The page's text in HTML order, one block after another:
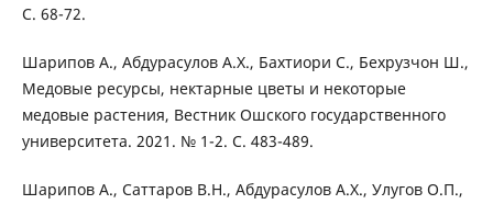
С. 68-72.
Шарипов А., Абдурасулов А.Х., Бахтиори С., Бехрузчон Ш.,
Медовые ресурсы, нектарные цветы и некоторые
медовые растения, Вестник Ошского государственного
университета. 2021. № 1-2. С. 483-489.
Шарипов А., Саттаров В.Н., Абдурасулов А.Х., Улугов О.П.,